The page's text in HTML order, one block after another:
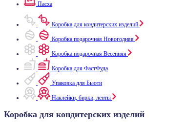
Пасха
Коробка для кондитерских изделий
Коробка подарочная Новогодняя
Коробка подарочная Весенняя
Коробка для ФастФуда
Упаковка для Бьюти
Наклейки, бирки, ленты
Коробка для кондитерских изделий